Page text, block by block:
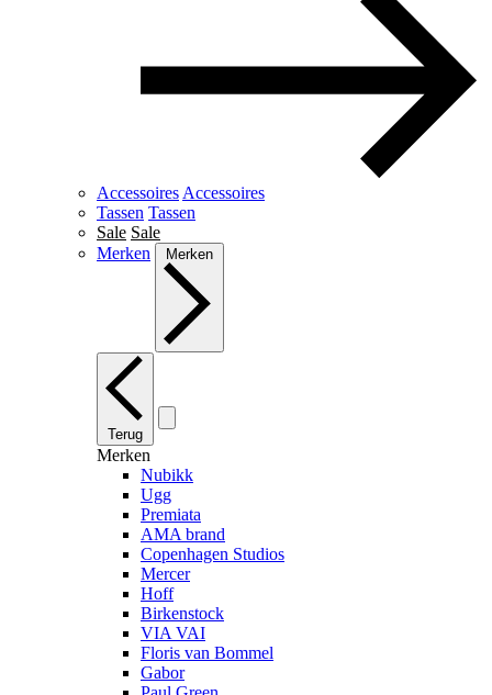
Accessoires Accessoires
Tassen Tassen
Sale Sale
Merken
Merken
Terug
Merken
Nubikk
Ugg
Premiata
AMA brand
Copenhagen Studios
Mercer
Hoff
Birkenstock
VIA VAI
Floris van Bommel
Gabor